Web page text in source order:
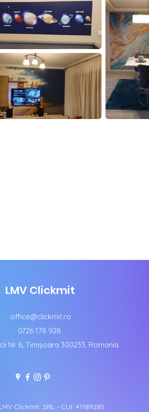
LMV Clickmit
office@clickmit.ro
0726 178 928
Nr. 6, Timișoara 300233, Romania
Clickmit SRL - CUI: 41189285